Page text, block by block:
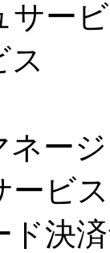
サー
ス
ネー
ービス
ド決